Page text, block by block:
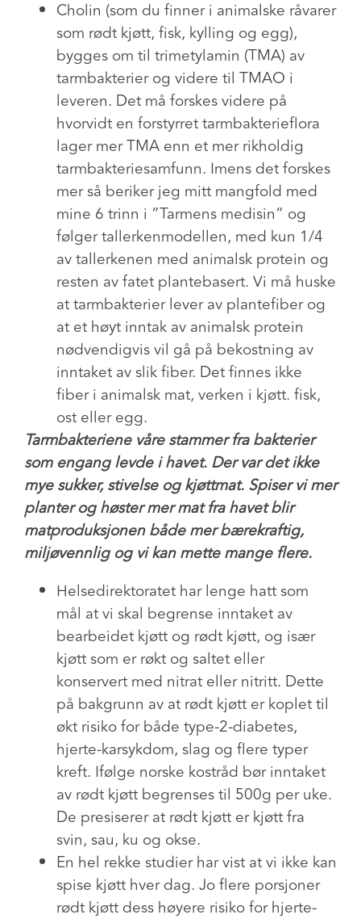
Cholin (som du finner i animalske råvarer
som rødt kjøtt, fisk, kylling og egg),
bygges om til trimetylamin (TMA) av
tarmbakterier og videre til TMAO i
leveren. Det må forskes videre på
hvorvidt en forstyrret tarmbakterieflora
lager mer TMA enn et mer rikholdig
tarmbakteriesamfunn. Imens det forskes
mer så beriker jeg mitt mangfold med
mine 6 trinn i ”Tarmens medisin” og
følger tallerkenmodellen, med kun 1/4
av tallerkenen med animalsk protein og
resten av fatet plantebasert. Vi må huske
at tarmbakterier lever av plantefiber og
at et høyt inntak av animalsk protein
nødvendigvis vil gå på bekostning av
inntaket av slik fiber. Det finnes ikke
fiber i animalsk mat, verken i kjøtt. fisk,
ost eller egg.
Tarmbakteriene våre stammer fra bakterier
som engang levde i havet. Der var det ikke
mye sukker, stivelse og kjøttmat. Spiser vi mer
planter og høster mer mat fra havet blir
matproduksjonen både mer bærekraftig,
miljøvennlig og vi kan mette mange flere.
Helsedirektoratet har lenge hatt som
mål at vi skal begrense inntaket av
bearbeidet kjøtt og rødt kjøtt, og især
kjøtt som er røkt og saltet eller
konservert med nitrat eller nitritt. Dette
på bakgrunn av at rødt kjøtt er koplet til
økt risiko for både type-2-diabetes,
hjerte-karsykdom, slag og flere typer
kreft. Ifølge norske kostråd bør inntaket
av rødt kjøtt begrenses til 500g per uke.
De presiserer at rødt kjøtt er kjøtt fra
svin, sau, ku og okse.
En hel rekke studier har vist at vi ikke kan
spise kjøtt hver dag. Jo flere porsjoner
rødt kjøtt dess høyere risiko for hjerte-